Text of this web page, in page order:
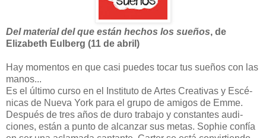
Del material del que están hechos los sueños, de
Elizabeth Eulberg (11 de abril)
Hay momentos en que casi puedes tocar tus sueños con las
manos...
Es el último curso en el Instituto de Artes Creativas y Escé­
nicas de Nueva York para el grupo de amigos de Emme.
Después de tres años de duro trabajo y constantes audi­
ciones, están a punto de alcanzar sus metas. Sophie con­fía